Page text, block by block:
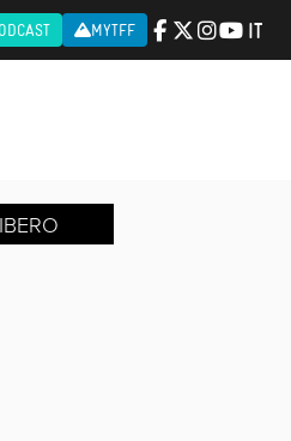
MYTFF IT